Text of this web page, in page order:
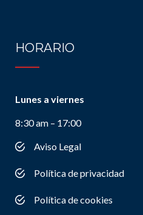
HORARIO
Lunes a viernes
8:30 am – 17:00
Aviso Legal
Política de privacidad
Política de cookies